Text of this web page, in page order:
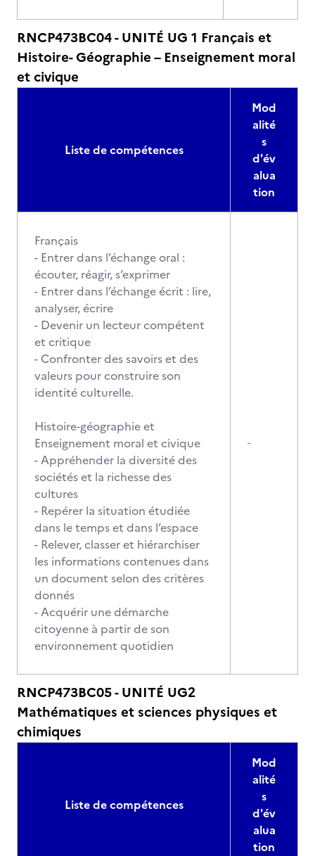
RNCP473BC04 - UNITÉ UG 1 Français et
Histoire- Géographie – Enseignement moral
et civique
Liste de compétences
Mod
alité
s
d'év
alua
tion
Français
- Entrer dans l’échange oral :
écouter, réagir, s’exprimer
- Entrer dans l’échange écrit : lire,
analyser, écrire
- Devenir un lecteur compétent
et critique
- Confronter des savoirs et des
valeurs pour construire son
identité culturelle.
Histoire-géographie et
Enseignement moral et civique
- Appréhender la diversité des
sociétés et la richesse des
cultures
- Repérer la situation étudiée
dans le temps et dans l’espace
- Relever, classer et hiérarchiser
les informations contenues dans
un document selon des critères
donnés
- Acquérir une démarche
citoyenne à partir de son
environnement quotidien
-
RNCP473BC05 - UNITÉ UG2
Mathématiques et sciences physiques et
chimiques
Liste de compétences
Mod
alité
s
d'év
alua
tion